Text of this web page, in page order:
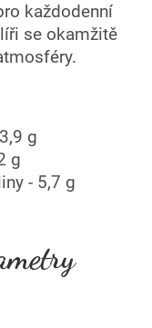
každodenní
se okamžitě
g
g
- 5,7 g